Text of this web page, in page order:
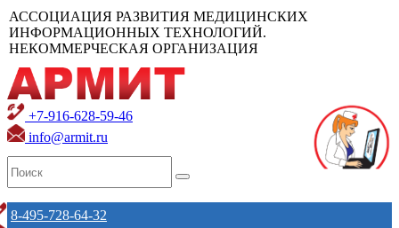
АССОЦИАЦИЯ РАЗВИТИЯ МЕДИЦИНСКИХ
ИНФОРМАЦИОННЫХ ТЕХНОЛОГИЙ.
НЕКОММЕРЧЕСКАЯ ОРГАНИЗАЦИЯ
+7-916-628-59-46
info@armit.ru
8-495-728-64-32